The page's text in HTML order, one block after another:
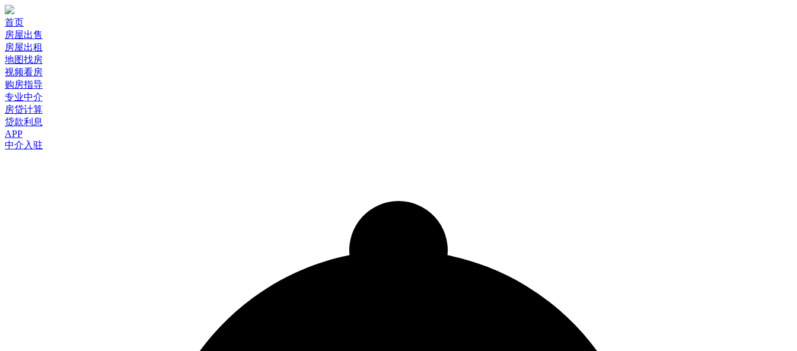
首页
房屋出售
房屋出租
地图找房
视频看房
购房指导
专业中介
房贷计算
贷款利息
APP
中介入驻